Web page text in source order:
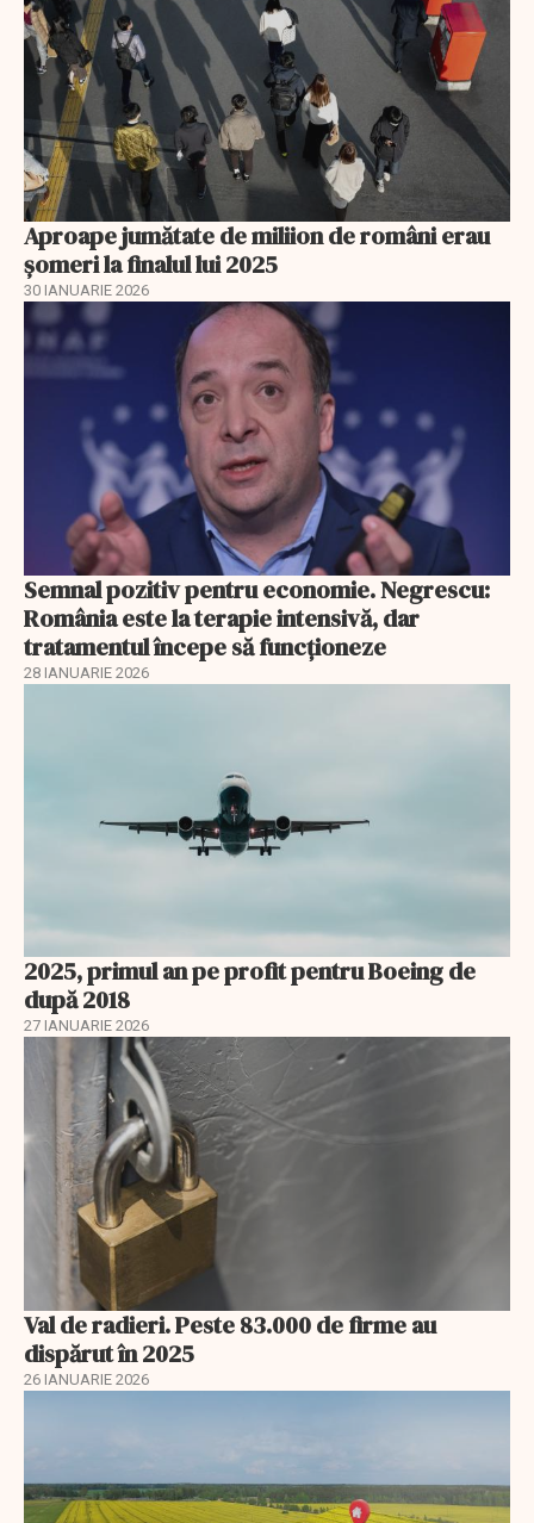
Aproape jumătate de miliion de români erau
șomeri la finalul lui 2025
30 IANUARIE 2026
Semnal pozitiv pentru economie. Negrescu:
România este la terapie intensivă, dar
tratamentul începe să funcționeze
28 IANUARIE 2026
2025, primul an pe profit pentru Boeing de
după 2018
27 IANUARIE 2026
Val de radieri. Peste 83.000 de firme au
dispărut în 2025
26 IANUARIE 2026